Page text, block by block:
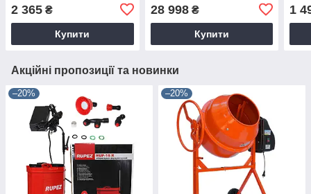
2 365 ₴
Купити
28 998₴
Купити
1
Акційні пропозиції та новинки
–20% –20%